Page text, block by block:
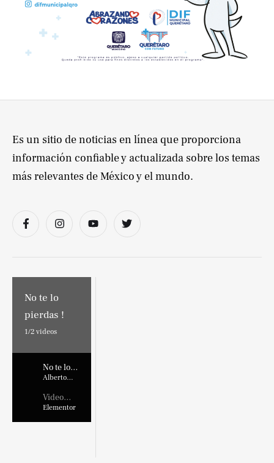
No te lo
pierdas !
1/2 videos
No te lo
pierdas !
Alberto
Video
Placehold
er
Elementor
Es un sitio de noticias en línea que proporciona
información confiable y actualizada sobre los temas
más relevantes de México y el mundo.